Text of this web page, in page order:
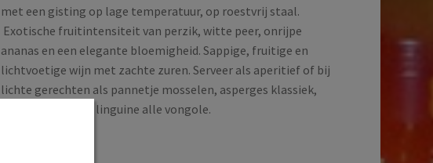
met een gisting op lage temperatuur, op roestvrij staal.
Exotische fruitintensiteit van perzik, witte peer, onrijpe
ananas en een elegante bloemigheid. Sappige, fruitige en
lichtvoetige wijn met zachte zuren. Serveer als aperitief of bij
lichte gerechten als pannetje mosselen, asperges klassiek,
pompoensoep of linguine alle vongole.